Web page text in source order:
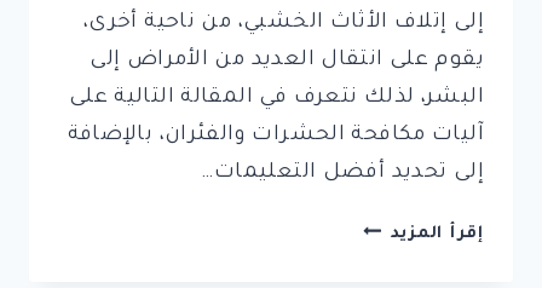
إلى إتلاف الأثاث الخشبي، من ناحية أخرى،
يقوم على انتقال العديد من الأمراض إلى
البشر، لذلك نتعرف في المقالة التالية على
آليات مكافحة الحشرات والفئران، بالإضافة
إلى تحديد أفضل التعليمات…
إقرأ المزيد شركة